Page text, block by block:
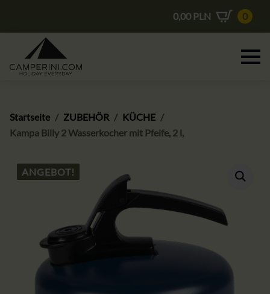
0,00 PLN 0
Startseite ZUBEHÖR
KÜCHE
Kampa Billy 2 Wasserkocher mit Pfeife, 2 l,
ANGEBOT!